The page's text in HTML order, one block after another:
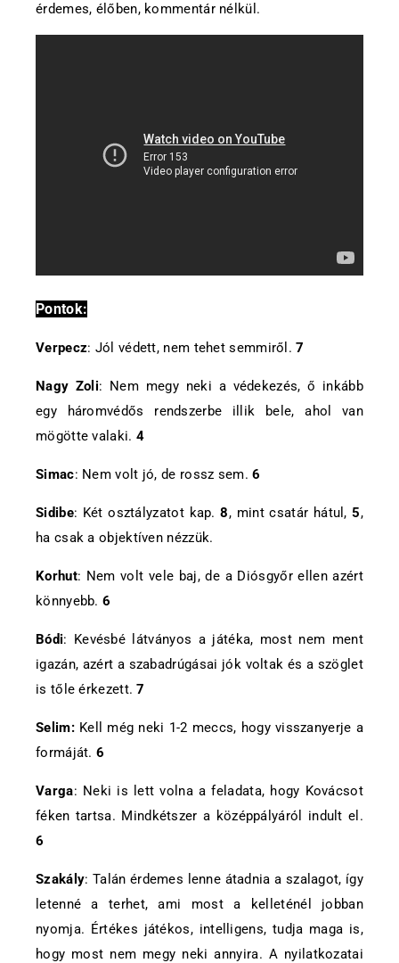
érdemes, élőben, kommentár nélkül.
Pontok:
Verpecz: Jól védett, nem tehet semmiről.7
Nagy Zoli: Nem megy neki a védekezés, ő inkább
egy háromvédős rendszerbe illik bele, ahol van
mögötte valaki. 4
Simac: Nem volt jó, de rossz sem.6
Sidibe: Két osztályzatot kap.8, mint csatár hátul,5,
ha csak a objektíven nézzük.
Korhut: Nem volt vele baj, de a Diósgyőr ellen azért
könnyebb.6
Bódi: Kevésbé látványos a játéka, most nem ment
igazán, azért a szabadrúgásai jók voltak és a szöglet
is tőle érkezett.7
Selim: Kell még neki 1-2 meccs, hogy visszanyerje a
formáját. 6
Varga: Neki is lett volna a feladata, hogy Kovácsot
féken tartsa. Mindkétszer a középpályáról indult el.
6
Szakály: Talán érdemes lenne átadnia a szalagot, így
letenné a terhet, ami most a kelleténél jobban
nyomja. Értékes játékos, intelligens, tudja maga is,
hogy most nem megy neki annyira. A nyilatkozatai